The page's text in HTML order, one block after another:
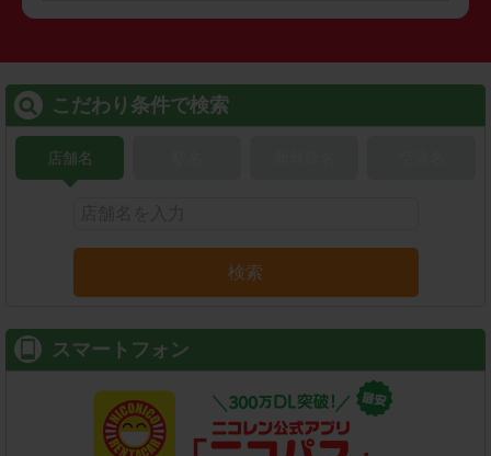
こだわり条件で検索
店舗名
検索
スマートフォン